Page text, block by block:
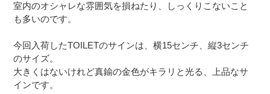
室内のオシャレな雰囲気を損ねたり、しっくりこないこと
も多いのです。
今回入荷したTOILETのサインは、横15センチ、縦3センチ
のサイズ。
大きくはないけれど真鍮の金色がキラリと光る、上品なサ
インです。